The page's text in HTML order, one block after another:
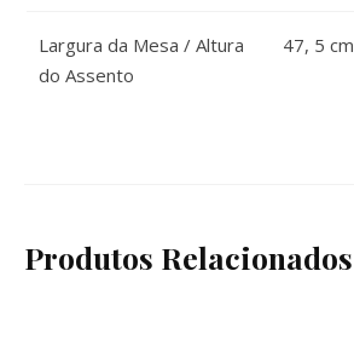
Largura da Mesa / Altura
do Assento
47, 5 cm
Produtos Relacionados